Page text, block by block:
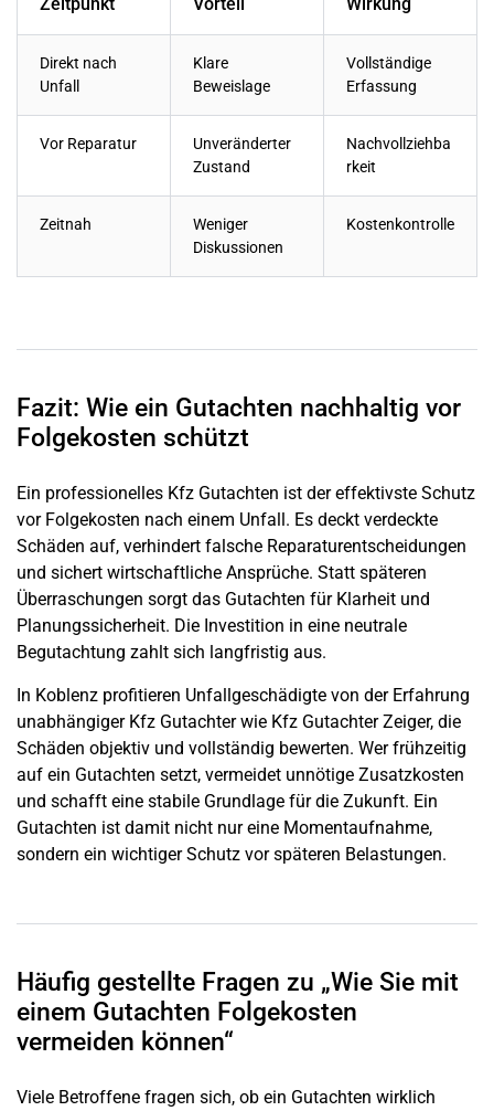
Zeitpunkt Vorteil Wirkung
Direkt nach
Unfall
Klare
Beweislage
Vollständige
Erfassung
Vor Reparatur
Unveränderter
Zustand
Nachvollziehba
rkeit
Zeitnah
Weniger
Diskussionen
Kostenkontrolle
Fazit: Wie ein Gutachten nachhaltig vor
Folgekosten schützt
Ein professionelles Kfz Gutachten ist der effektivste Schutz
vor Folgekosten nach einem Unfall. Es deckt verdeckte
Schäden auf, verhindert falsche Reparaturentscheidungen
und sichert wirtschaftliche Ansprüche. Statt späteren
Überraschungen sorgt das Gutachten für Klarheit und
Planungssicherheit. Die Investition in eine neutrale
Begutachtung zahlt sich langfristig aus.
In Koblenz profitieren Unfallgeschädigte von der Erfahrung
unabhängiger Kfz Gutachter wie Kfz Gutachter Zeiger, die
Schäden objektiv und vollständig bewerten. Wer frühzeitig
auf ein Gutachten setzt, vermeidet unnötige Zusatzkosten
und schafft eine stabile Grundlage für die Zukunft. Ein
Gutachten ist damit nicht nur eine Momentaufnahme,
sondern ein wichtiger Schutz vor späteren Belastungen.
Häufig gestellte Fragen zu „Wie Sie mit
einem Gutachten Folgekosten
vermeiden können“
Viele Betroffene fragen sich, ob ein Gutachten wirklich